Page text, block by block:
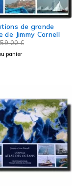
de grande
de Jimmy Cornell
59,00€
panier